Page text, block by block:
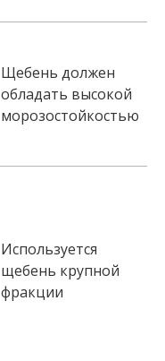
Щебень должен
обладать высокой
морозостойкостью
Используется
щебень крупной
фракции